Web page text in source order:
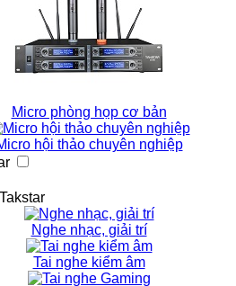
Micro phòng họp cơ bản
hội thảo chuyên nghiệp
Nghe nhạc, giải trí
Tai nghe kiểm âm